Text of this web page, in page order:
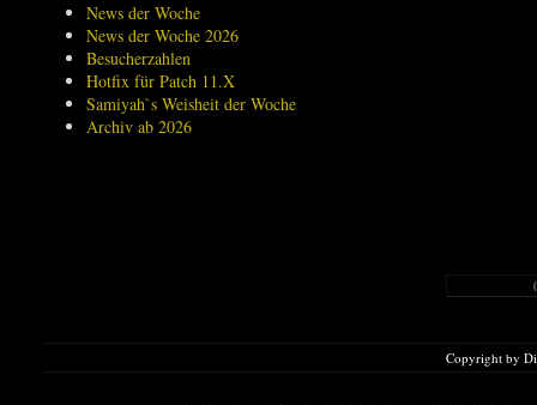
News der Woche
News der Woche 2026
Besucherzahlen
Hotfix für Patch 11.X
Samiyah`s Weisheit der Woche
Archiv ab 2026
Copyright by